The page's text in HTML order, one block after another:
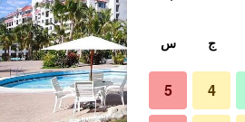
ج س
4
5